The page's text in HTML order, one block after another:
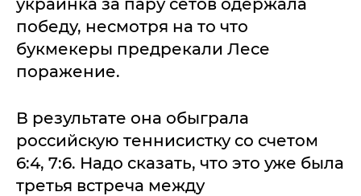
украинка за пару сетов одержала
победу, несмотря на то что
букмекеры предрекали Лесе
поражение.
В результате она обыграла
российскую теннисистку со счетом
6:4, 7:6. Надо сказать, что это уже была
третья встреча между